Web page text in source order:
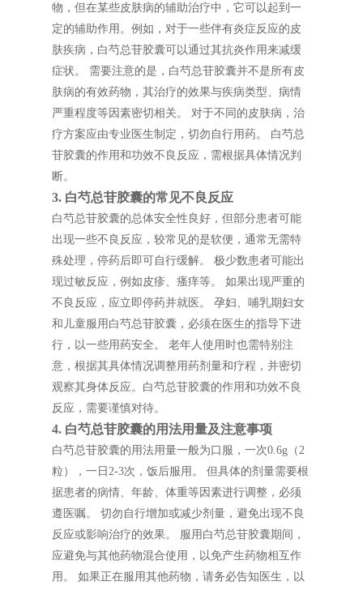
物，但在某些皮肤病的辅助治疗中，它可以起到一
定的辅助作用。例如，对于一些伴有炎症反应的皮
肤疾病，白芍总苷胶囊可以通过其抗炎作用来减缓
症状。 需要注意的是，白芍总苷胶囊并不是所有皮
肤病的有效药物，其治疗的效果与疾病类型、病情
严重程度等因素密切相关。 对于不同的皮肤病，治
疗方案应由专业医生制定，切勿自行用药。 白芍总
苷胶囊的作用和功效不良反应，需根据具体情况判
断。
3. 白芍总苷胶囊的常见不良反应
白芍总苷胶囊的总体安全性良好，但部分患者可能
出现一些不良反应，较常见的是软便，通常无需特
殊处理，停药后即可自行缓解。 极少数患者可能出
现过敏反应，例如皮疹、瘙痒等。 如果出现严重的
不良反应，应立即停药并就医。 孕妇、哺乳期妇女
和儿童服用白芍总苷胶囊，必须在医生的指导下进
行，以一些用药安全。 老年人使用时也需特别注
意，根据其具体情况调整用药剂量和疗程，并密切
观察其身体反应。白芍总苷胶囊的作用和功效不良
反应，需要谨慎对待。
4. 白芍总苷胶囊的用法用量及注意事项
白芍总苷胶囊的用法用量一般为口服，一次0.6g（2
粒），一日2-3次，饭后服用。 但具体的剂量需要根
据患者的病情、年龄、体重等因素进行调整，必须
遵医嘱。 切勿自行增加或减少剂量，避免出现不良
反应或影响治疗的效果。 服用白芍总苷胶囊期间，
应避免与其他药物混合使用，以免产生药物相互作
用。 如果正在服用其他药物，请务必告知医生，以